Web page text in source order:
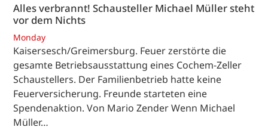
Alles verbrannt! Schausteller Michael Müller steht
vor dem Nichts
Monday
Kaisersesch/Greimersburg. Feuer zerstörte die
gesamte Betriebsausstattung eines Cochem-Zeller
Schaustellers. Der Familienbetrieb hatte keine
Feuerversicherung. Freunde starteten eine
Spendenaktion. Von Mario Zender Wenn Michael
Müller…